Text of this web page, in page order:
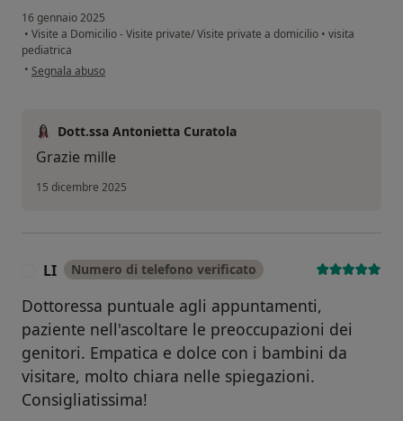
16 gennaio 2025
• Visite a Domicilio - Visite private/ Visite private a domicilio • visita
pediatrica
• secondo l'opinione dell'utente Giovanni
Segnala abuso
Dott.ssa Antonietta Curatola
Grazie mille
15 dicembre 2025
LI Numero di telefono verificato
Dottoressa puntuale agli appuntamenti,
paziente nell'ascoltare le preoccupazioni dei
genitori. Empatica e dolce con i bambini da
visitare, molto chiara nelle spiegazioni.
Consigliatissima!